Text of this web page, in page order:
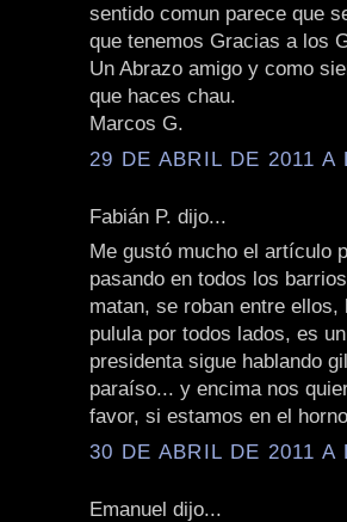
sentido comun parece que
que tenemos Gracias a los
Un Abrazo amigo y como
que haces chau.
Marcos G.
29 DE ABRIL DE 2011 A
Fabián P. dijo...
Me gustó mucho el artículo
pasando en todos los
matan, se roban entre
pulula por todos lados, es
presidenta sigue hablando
paraíso... y encima nos
favor, si estamos en el
30 DE ABRIL DE 2011 A
Emanuel dijo...